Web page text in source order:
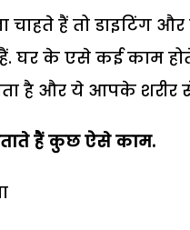
हैं तो डाइटिंग
के एसे कई काम होते
है और ये आपके
हैं कुछ ऐसे काम.